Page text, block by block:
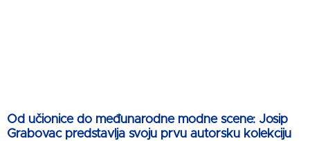
Od učionice do međunarodne modne scene: Josip
Grabovac predstavlja svoju prvu autorsku kolekciju